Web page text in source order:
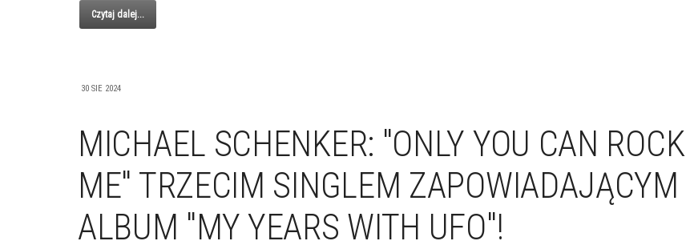
Czytaj dalej...
30 SIE 2024
MICHAEL SCHENKER: "ONLY YOU CAN ROCK
ME" TRZECIM SINGLEM ZAPOWIADAJĄCYM
ALBUM "MY YEARS WITH UFO"!